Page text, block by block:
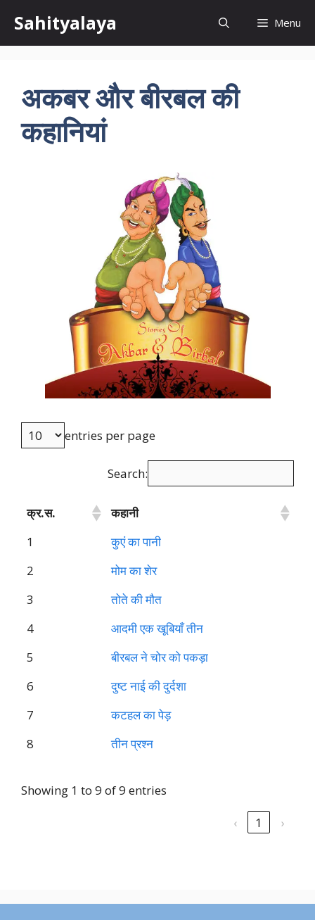
content
Sahityalaya Menu
अकबर और बीरबल की
कहानियां
entries per page
Search:
क्र.स.
कहानी
1
कुएं का पानी
2
मोम का शेर
3
तोते की मौत
4
आदमी एक खूबियाँ तीन
5
बीरबल ने चोर को पकड़ा
6
दुष्ट नाई की दुर्दशा
7
कटहल का पेड़
8
तीन प्रश्न
Showing 1 to 9 of 9 entries
‹
1 ›